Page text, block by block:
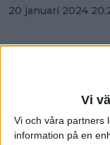
Vi
Vi och våra partners
information på en
20 januari 2024